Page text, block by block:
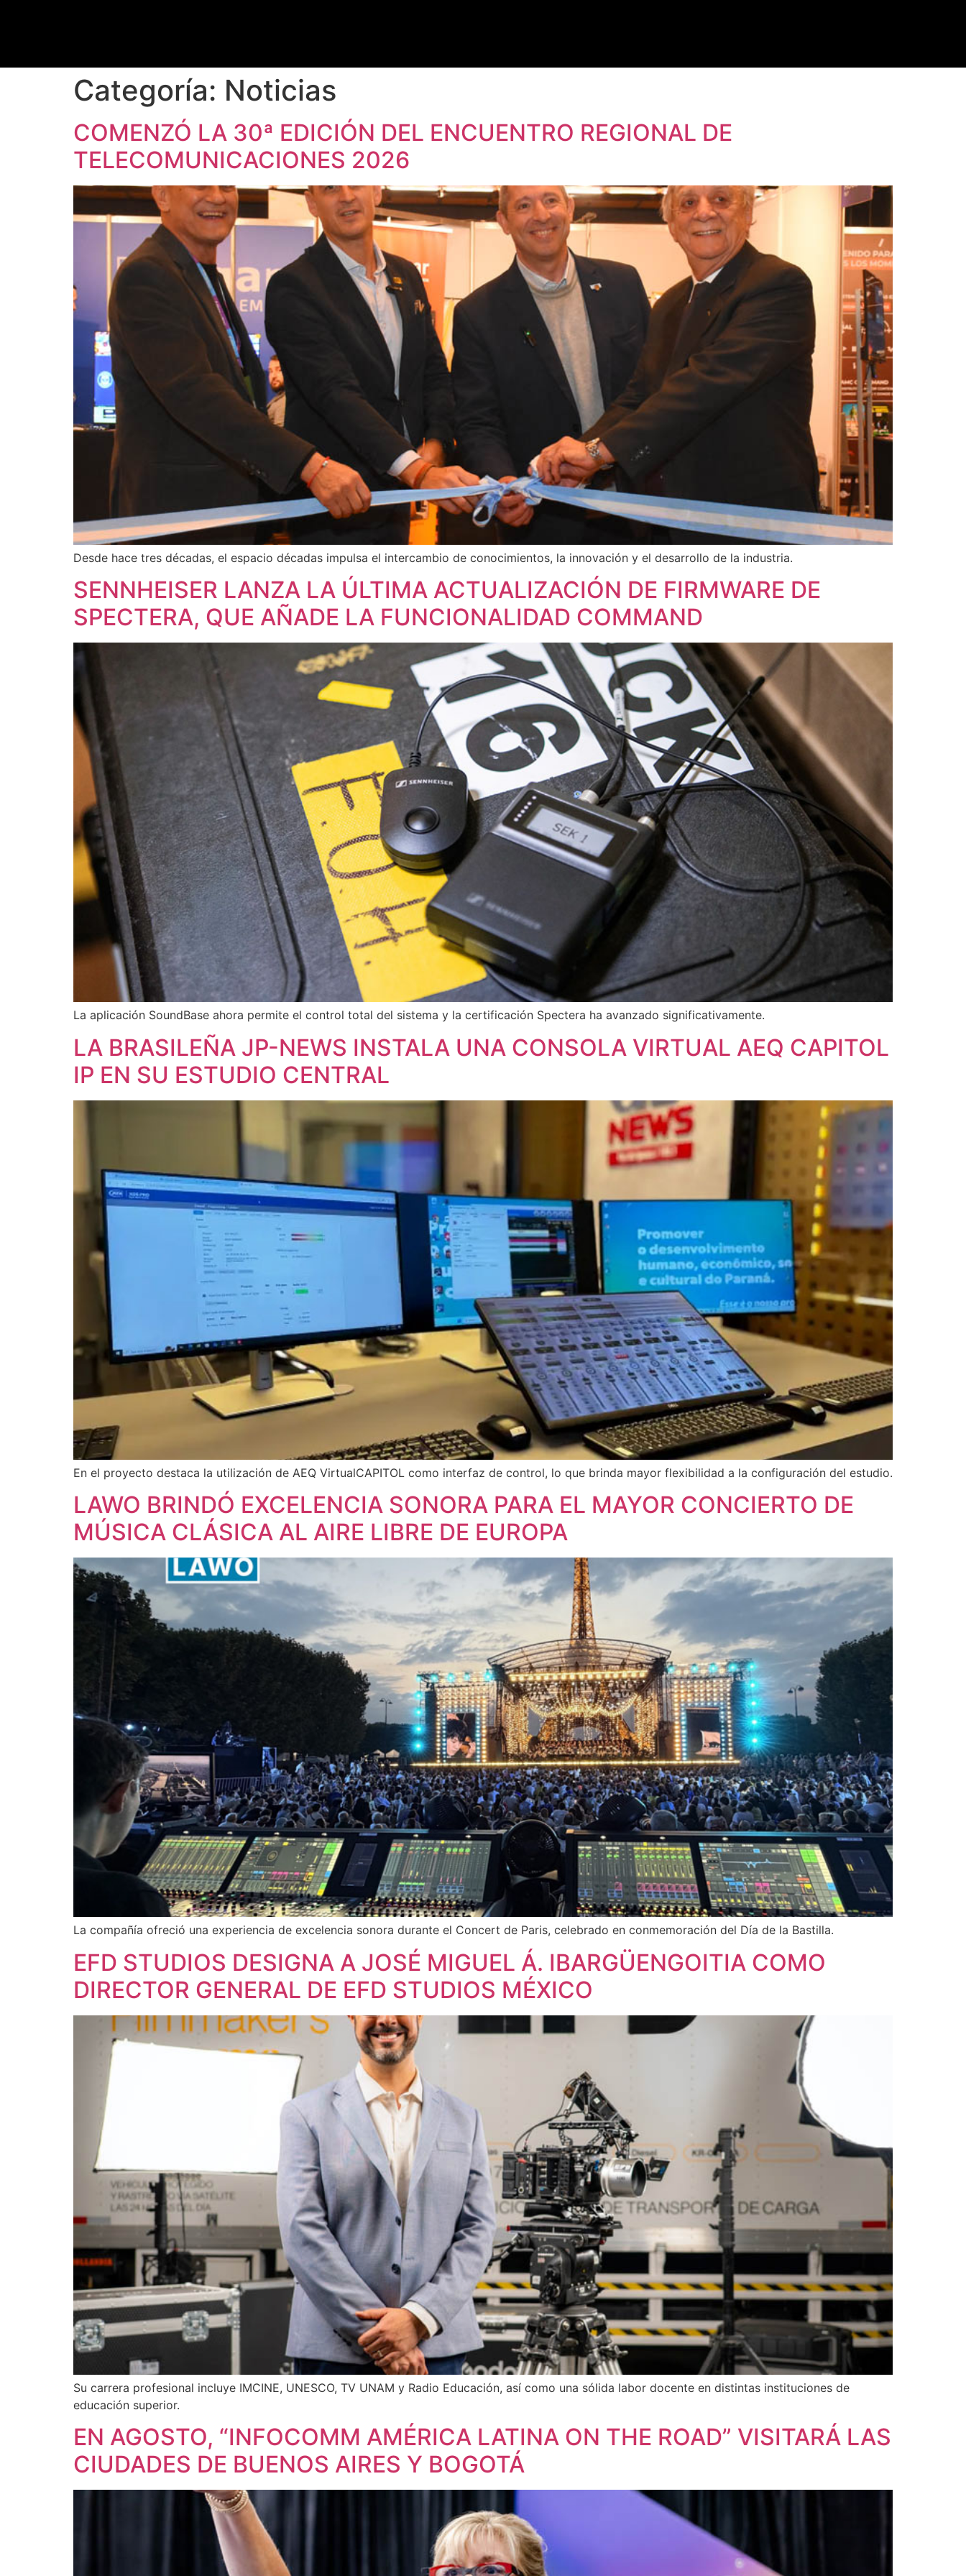
Categoría: Noticias
COMENZÓ LA 30ª EDICIÓN DEL ENCUENTRO REGIONAL DE
TELECOMUNICACIONES 2026
Desde hace tres décadas, el espacio décadas impulsa el intercambio de conocimientos, la innovación y el desarrollo de la industria.
SENNHEISER LANZA LA ÚLTIMA ACTUALIZACIÓN DE FIRMWARE DE
SPECTERA, QUE AÑADE LA FUNCIONALIDAD COMMAND
La aplicación SoundBase ahora permite el control total del sistema y la certificación Spectera ha avanzado significativamente.
LA BRASILEÑA JP-NEWS INSTALA UNA CONSOLA VIRTUAL AEQ CAPITOL
IP EN SU ESTUDIO CENTRAL
En el proyecto destaca la utilización de AEQ VirtualCAPITOL como interfaz de control, lo que brinda mayor flexibilidad a la configuración del estudio.
LAWO BRINDÓ EXCELENCIA SONORA PARA EL MAYOR CONCIERTO DE
MÚSICA CLÁSICA AL AIRE LIBRE DE EUROPA
La compañía ofreció una experiencia de excelencia sonora durante el Concert de Paris, celebrado en conmemoración del Día de la Bastilla.
EFD STUDIOS DESIGNA A JOSÉ MIGUEL Á. IBARGÜENGOITIA COMO
DIRECTOR GENERAL DE EFD STUDIOS MÉXICO
Su carrera profesional incluye IMCINE, UNESCO, TV UNAM y Radio Educación, así como una sólida labor docente en distintas instituciones de
educación superior.
EN AGOSTO, “INFOCOMM AMÉRICA LATINA ON THE ROAD” VISITARÁ LAS
CIUDADES DE BUENOS AIRES Y BOGOTÁ